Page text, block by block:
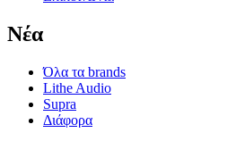
Nέα
Όλα τα brands
Lithe Audio
Supra
Διάφορα